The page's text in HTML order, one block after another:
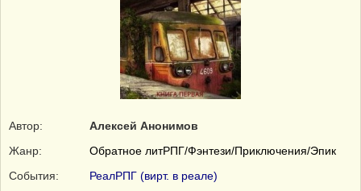
Автор:
Алексей Анонимов
Жанр:
Обратное литРПГ/Фэнтези/Приключения/Эпик
События:
РеалРПГ (вирт. в реале)